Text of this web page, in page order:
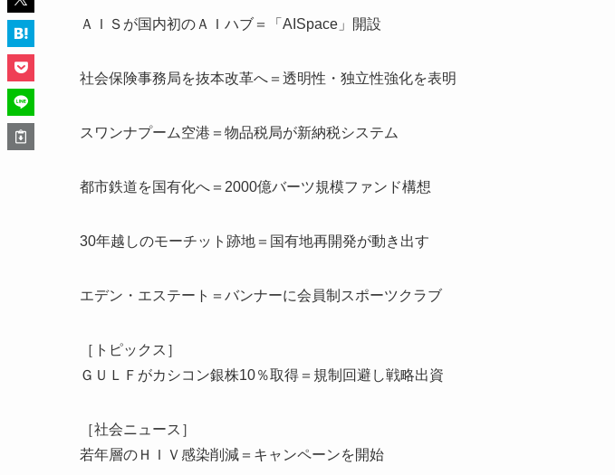
ＡＩＳが国内初のＡＩハブ＝「AISpace」開設
社会保険事務局を抜本改革へ＝透明性・独立性強化を表明
スワンナプーム空港＝物品税局が新納税システム
都市鉄道を国有化へ＝2000億バーツ規模ファンド構想
30年越しのモーチット跡地＝国有地再開発が動き出す
エデン・エステート＝バンナーに会員制スポーツクラブ
［トピックス］
ＧＵＬＦがカシコン銀株10％取得＝規制回避し戦略出資
［社会ニュース］
若年層のＨＩＶ感染削減＝キャンペーンを開始